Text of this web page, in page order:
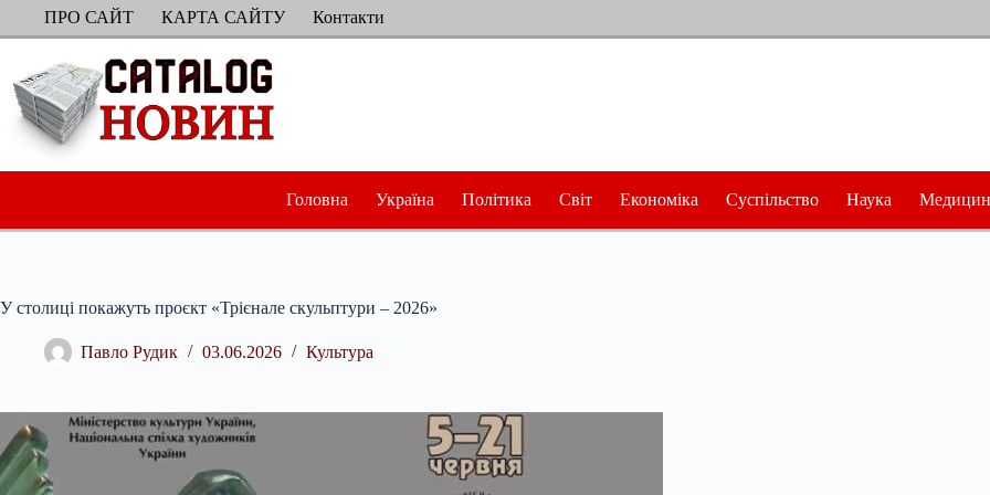
ПерейтиПРО САЙТ КАРТА САЙТУ Контакти
Головна Україна Політика Світ Економіка Суспільство Наука
У столиці покажуть проєкт «Трієнале скульптури – 2026»
Павло Рудик 03.06.2026 Культура